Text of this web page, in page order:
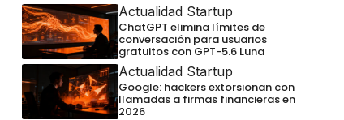
Actualidad Startup
ChatGPT elimina límites de
conversación para usuarios
gratuitos con GPT-5.6 Luna
Actualidad Startup
Google: hackers extorsionan con
llamadas a firmas financieras en
2026